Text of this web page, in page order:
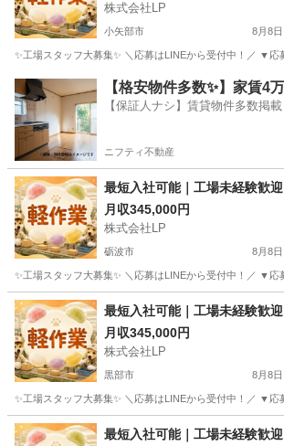
株式会社LP
小矢部市 8月8日
✨工場スタッフ大募集✨ ＼応募はLINEから受付中！／ ▼
富山 小矢部市 工場
【格安物件多数✨】家賃4
【保証人ナシ】賃貸物件多数掲載
ニフティ不動産
最短入社可能｜工場未経験歓迎
月収345,000円
株式会社LP
砺波市 8月8日
✨工場スタッフ大募集✨ ＼応募はLINEから受付中！／ ▼
富山 砺波市 工場
最短入社可能｜工場未経験歓迎
月収345,000円
株式会社LP
黒部市 8月8日
✨工場スタッフ大募集✨ ＼応募はLINEから受付中！／ ▼
富山 黒部市 工場 未経験
最短入社可能｜工場未経験歓迎